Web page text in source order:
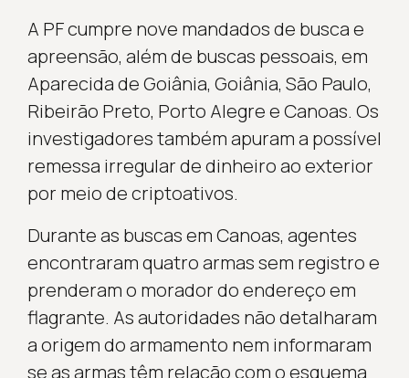
A PF cumpre nove mandados de busca e
apreensão, além de buscas pessoais, em
Aparecida de Goiânia, Goiânia, São Paulo,
Ribeirão Preto, Porto Alegre e Canoas. Os
investigadores também apuram a possível
remessa irregular de dinheiro ao exterior
por meio de criptoativos.
Durante as buscas em Canoas, agentes
encontraram quatro armas sem registro e
prenderam o morador do endereço em
flagrante. As autoridades não detalharam
a origem do armamento nem informaram
se as armas têm relação com o esquema